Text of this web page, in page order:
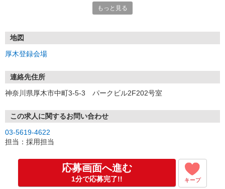
ご覧頂いたお仕事をご案内させて頂く前に、登録説明会（下記住
ご応募頂いた際に会場の詳細日程をご案内させて頂きます。
もっと見る
地図
厚木登録会場
連絡先住所
神奈川県厚木市中町3-5-3 パークビル2F202号室
この求人に関するお問い合わせ
03-5619-4622
担当：採用担当
応募画面へ進む
1分で応募完了!! キープ